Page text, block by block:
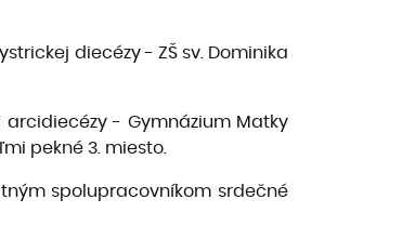
diecézy - ZŠ sv. Dominika
arcidiecézy - Gymnázium Matky
pekné 3. miesto.
spolupracovníkom srdečné